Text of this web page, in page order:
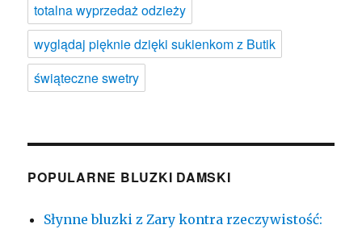
totalna wyprzedaż odzieży
wyglądaj pięknie dzięki sukienkom z Butik
świąteczne swetry
POPULARNE BLUZKI DAMSKI
Słynne bluzki z Zary kontra rzeczywistość: